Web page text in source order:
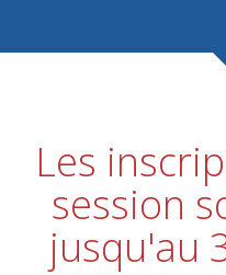
Les
session
jusqu'au